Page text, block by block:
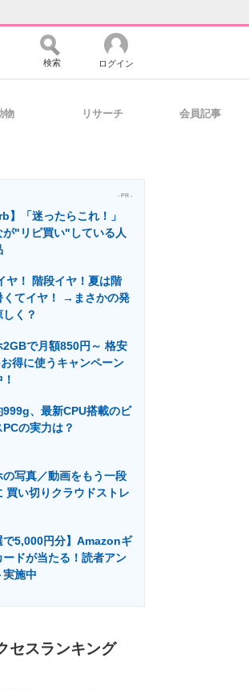
ーケ×ITの今がよく分かる
設×テクノロジーの最前線
検索 ログイン
物 リサーチ 会員記事
- PR -
】「迷ったらこれ！」
が"リピ買い"している人
ヤ！ 階段イヤ！夏は階
くてイヤ！ →まさかの発
く？
2GBで月額850円～ 格安
得に使うキャンペーン
999g、最新CPU搭載のビ
PCの実力は？
の写真／動画をもう一段
買い切りクラウドストレ
で5,000円分】Amazonギ
ードが当たる！読者アン
実施中
セスランキング